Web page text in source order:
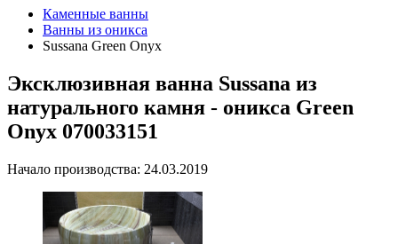
Каменные ванны
Ванны из оникса
Sussana Green Onyx
Эксклюзивная ванна Sussana из
натурального камня - оникса Green
Onyx 070033151
Начало производства: 24.03.2019